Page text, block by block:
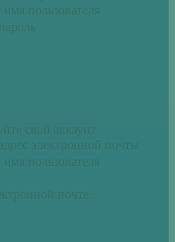
пользователя
свой аккаунт
электронной почты
пользователя
почте.